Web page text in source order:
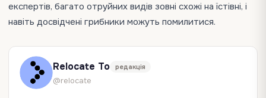
експертів, багато отруйних видів зовні схожі на їстівні, і
навіть досвідчені грибники можуть помилитися.
Relocate To редакція
@relocate